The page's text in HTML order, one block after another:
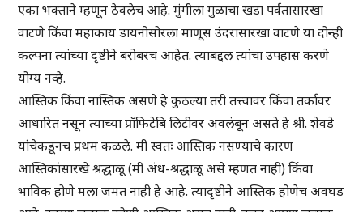
एका भक्ताने म्हणून ठेवलेच आहे. मुंगीला गुळाचा खडा पर्वतासारखा
वाटणे किंवा महाकाय डायनोसोरला माणूस उंदरासारखा वाटणे या दोन्ही
कल्पना त्यांच्या दृष्टीने बरोबरच आहेत. त्याबद्दल त्यांचा उपहास करणे
योग्य नव्हे.
आस्तिक किंवा नास्तिक असणे हे कुठल्या तरी तत्त्वावर किंवा तर्कावर
आधारित नसून त्याच्या प्रॉफिटेबि लिटीवर अवलंबून असते हे श्री. शेवडे
यांचेकडूनच प्रथम कळले. मी स्वतः आस्तिक नसण्याचे कारण
आस्तिकांसारखे श्रद्धाळू (मी अंध-श्रद्धाळू असे म्हणत नाही) किंवा
भाविक होणे मला जमत नाही हे आहे. त्यादृष्टीने आस्तिक होणेच अवघड